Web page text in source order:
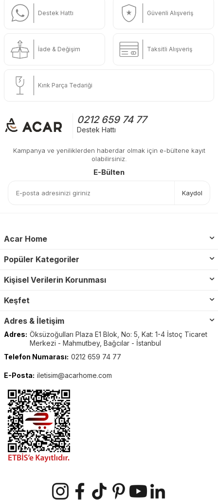
Destek Hattı Güvenli Alışveriş
İade & Değişim Taksitli Alışveriş
Kırık Parça Tedariği
0212 659 74 77
Destek Hattı
Kampanya ve yeniliklerden haberdar olmak için e-bültene kayıt
olabilirsiniz.
E-Bülten
Kaydol
Acar Home
Popüler Kategoriler
Kişisel Verilerin Korunması
Keşfet
Adres & İletişim
Adres: Öksüzoğulları Plaza E1 Blok, No: 5, Kat: 1-4 İstoç Ticaret
Merkezi - Mahmutbey, Bağcılar - İstanbul
Telefon Numarası: 0212 659 74 77
E-Posta: iletisim@acarhome.com